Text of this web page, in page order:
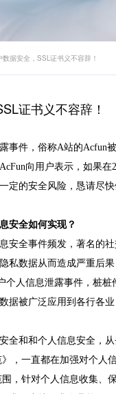
数据安全，SSL证书义不容辞！
证书义不容辞！
事件，俗称A站的Acfun
向用户表示，如果
定的安全风险，恳请尽
安全如何实现？
安全事件频发 ， 著名 的
私数据从而造成严重后
个人信息泄露事件，桩
据被广泛应用到各行各
全和和个人信息安全，
，一直都在加强对个人
围，针对个人信息收集